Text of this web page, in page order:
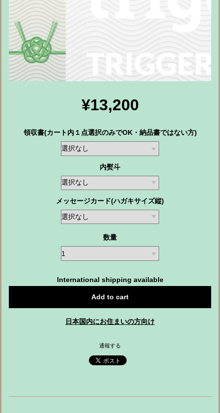
¥13,200
領収書(カート内１点選択のみでOK・納品書ではない方)
内熨斗
メッセージカード(ハガキサイズ縦)
数量
International shipping available
Add to cart
日本国内にお住まいの方向け
通報する